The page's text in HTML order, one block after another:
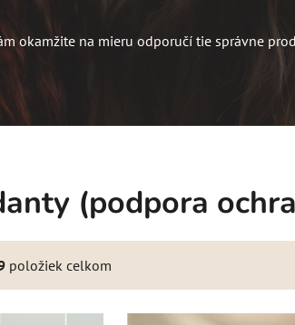
okamžite na mieru odporučí tie správne
(podpora
položiek celkom